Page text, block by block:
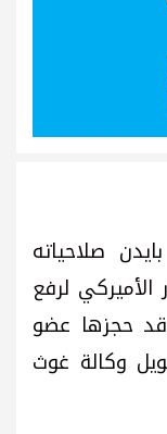
صلاحياته
الأميركي لرفع
كانت قد حجزها عضو
وكالة غوث